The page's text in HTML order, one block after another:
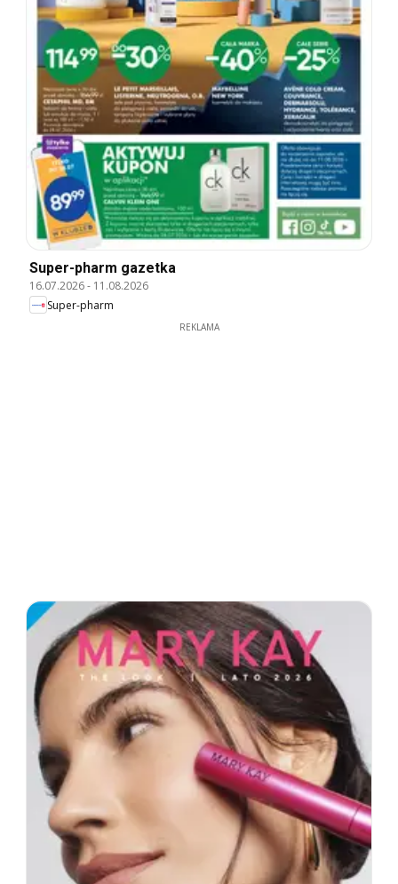
Super-pharm gazetka
16.07.2026- 11.08.2026
Super-pharm
REKLAMA